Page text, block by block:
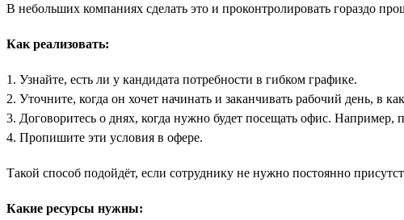
В небольших компаниях сделать это и проконтролировать гораздо
Как реализовать:
1. Узнайте, есть ли у кандидата потребности в гибком графике.
2. Уточните, когда он хочет начинать и заканчивать рабочий день, в
3. Договоритесь о днях, когда нужно будет посещать офис. Например,
4. Пропишите эти условия в офере.
Такой способ подойдёт, если сотруднику не нужно постоянно
Какие ресурсы нужны: